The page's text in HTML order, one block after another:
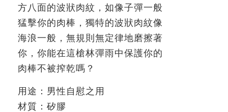
方八面的波狀肉紋，如像子彈一般
猛擊你的肉棒，獨特的波狀肉紋像
海浪一般，無規則無定律地磨擦著
你，你能在這槍林彈雨中保護你的
肉棒不被搾乾嗎？
用途：男性自慰之用
材質：矽膠